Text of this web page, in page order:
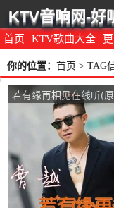
首页 KTV歌曲大全
KTV音响网-好
你的位置： 首页 > TAG
若有缘再相见在线听(
是曹越)，期待演唱点